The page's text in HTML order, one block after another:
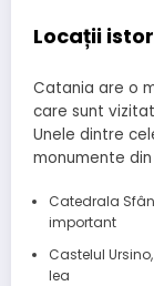
Locații
Catania are o
care sunt
Unele dintre
monumente
Catedrala
important
Castelul
lea